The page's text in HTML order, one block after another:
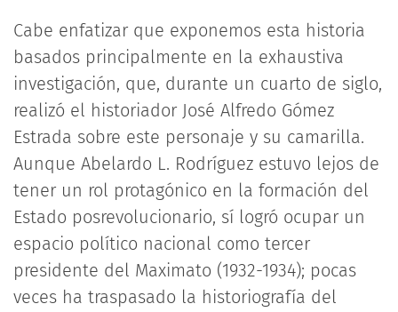
Cabe enfatizar que exponemos esta historia
basados principalmente en la exhaustiva
investigación, que, durante un cuarto de siglo,
realizó el historiador José Alfredo Gómez
Estrada sobre este personaje y su camarilla.
Aunque Abelardo L. Rodríguez estuvo lejos de
tener un rol protagónico en la formación del
Estado posrevolucionario, sí logró ocupar un
espacio político nacional como tercer
presidente del Maximato (1932-1934); pocas
veces ha traspasado la historiografía del